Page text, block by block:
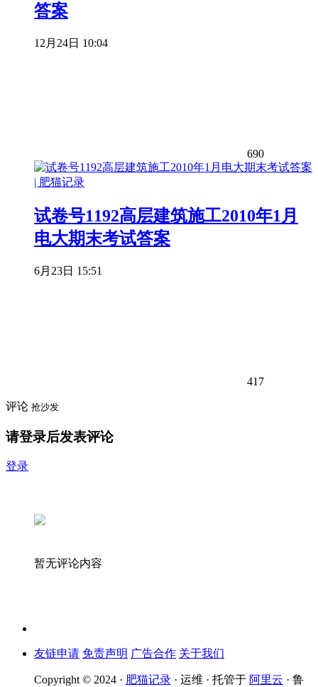
答案
12月24日 10:04
690
试卷号1192高层建筑施工2010年1月
电大期末考试答案
6月23日 15:51
417
评论 抢沙发
请登录后发表评论
登录
暂无评论内容
友链申请 免责声明 广告合作 关于我们
Copyright © 2024 · 肥猫记录 · 运维 · 托管于 阿里云 · 鲁